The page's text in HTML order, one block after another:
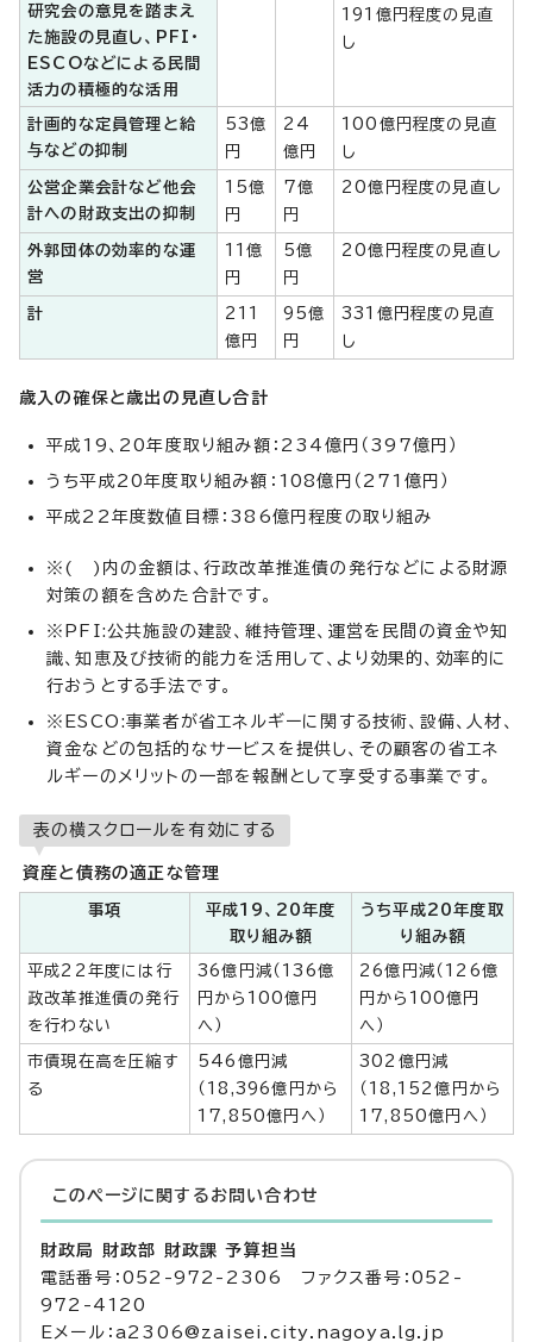
研究会の意見を踏まえ
た施設の見直し、PFI・
ESCOなどによる民間
活力の積極的な活用
191億円程度の見直
し
計画的な定員管理と給
与などの抑制
53億
円
24
億円
100億円程度の見直
し
公営企業会計など他会
計への財政支出の抑制
15億
円
7億
円
20億円程度の見直し
外郭団体の効率的な運
営
11億
円
5億
円
20億円程度の見直し
計
211
億円
95億
円
331億円程度の見直
し
歳入の確保と歳出の見直し合計
平成19、20年度取り組み額：234億円（397億円）
うち平成20年度取り組み額：108億円（271億円）
平成22年度数値目標：386億円程度の取り組み
※( )内の金額は、行政改革推進債の発行などによる財源
対策の額を含めた合計です。
※PFI:公共施設の建設、維持管理、運営を民間の資金や知
識、知恵及び技術的能力を活用して、より効果的、効率的に
行おうとする手法です。
※ESCO:事業者が省エネルギーに関する技術、設備、人材、
資金などの包括的なサービスを提供し、その顧客の省エネ
ルギーのメリットの一部を報酬として享受する事業です。
表の横スクロールを有効にする
資産と債務の適正な管理
事項
平成19、20年度
取り組み額
うち平成20年度取
り組み額
平成22年度には行
政改革推進債の発行
を行わない
36億円減（136億
円から100億円
へ）
26億円減（126億
円から100億円
へ）
市債現在高を圧縮す
る
546億円減
（18,396億円から
17,850億円へ）
302億円減
（18,152億円から
17,850億円へ）
このページに関する お問い合わせ
財政局 財政部 財政課 予算担当
電話番号：052-972-2306 ファクス番号：052-
972-4120
Eメール：a2306@zaisei.city.nagoya.lg.jp